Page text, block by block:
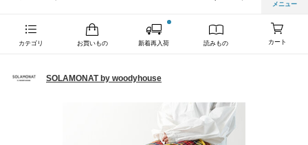
メニュー
カテゴリ お買いもの 新着再入荷 読みもの カート
SOLAMONAT by woodyhouse